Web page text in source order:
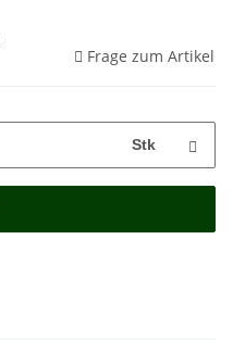
Frage zum Artikel
Stk